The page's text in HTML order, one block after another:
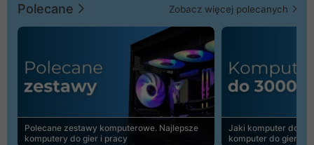
Polecane Zobacz więcej polecanych
Polecane zestawy komputerowe. Najlepsze
komputery do gier i pracy
Jaki komputer do
komputer do gier |